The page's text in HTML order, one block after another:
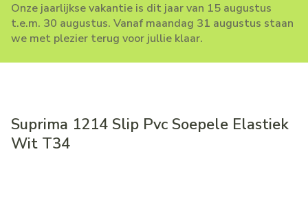
Onze jaarlijkse vakantie is dit jaar van 15 augustus
t.e.m. 30 augustus. Vanaf maandag 31 augustus staan
we met plezier terug voor jullie klaar.
Suprima 1214 Slip Pvc Soepele Elastiek
Wit T34